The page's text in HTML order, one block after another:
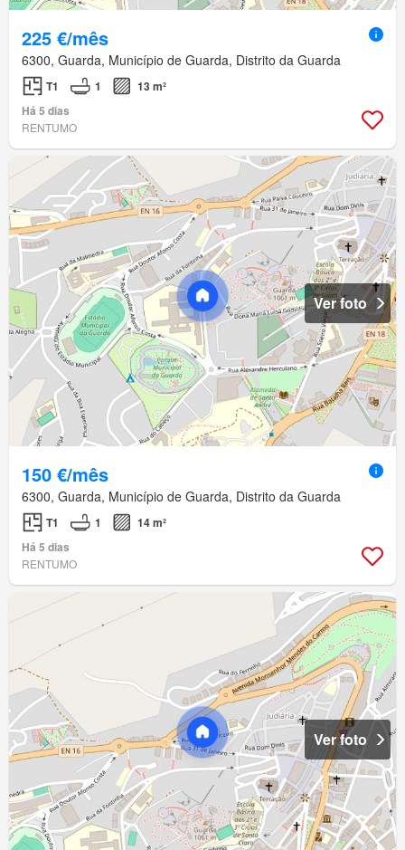
225 €/mês
6300, Guarda, Município de Guarda, Distrito da Guarda
T1 1
13 m²
Há 5 dias
RENTUMO
Ver foto
150 €/mês
6300, Guarda, Município de Guarda, Distrito da Guarda
T1 1
14 m²
Há 5 dias
RENTUMO
Ver foto